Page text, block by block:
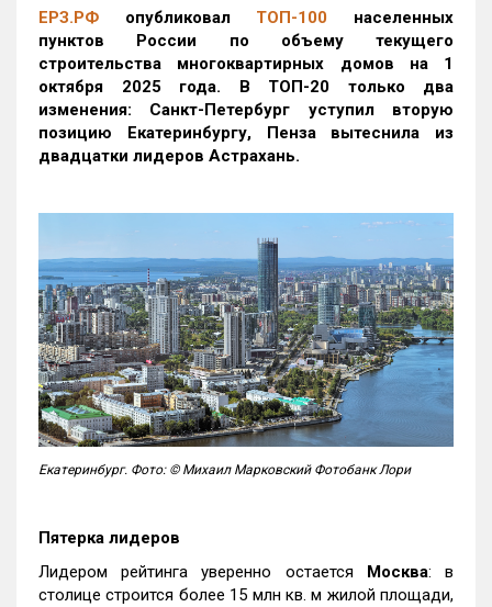
ЕРЗ.РФ опубликовал ТОП-100 населенных
пунктов России по объему текущего
строительства многоквартирных домов на 1
октября 2025 года. В ТОП-20 только два
изменения: Санкт-Петербург уступил вторую
позицию Екатеринбургу, Пенза вытеснила из
двадцатки лидеров Астрахань.
Екатеринбург. Фото: © Михаил Марковский Фотобанк Лори
Пятерка лидеров
Лидером рейтинга уверенно остается Москва: в
столице строится более 15 млн кв. м жилой площади,